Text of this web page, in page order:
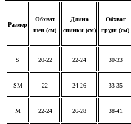
Размер
Обхват
шеи (см)
Длина
спинки (см)
Обхват
груди (см)
S 20-22 22-24 30-33
SM 22 24-26 33-35
M 22-24 26-28 38-41